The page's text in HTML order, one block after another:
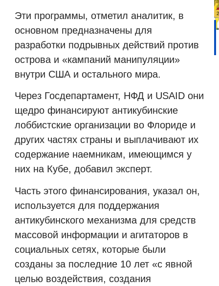
Эти программы, отметил аналитик, в
основном предназначены для
разработки подрывных действий против
острова и «кампаний манипуляции»
внутри США и остального мира.
Через Госдепартамент, НФД и USAID они
щедро финансируют антикубинские
лоббистские организации во Флориде и
других частях страны и выплачивают их
содержание наемникам, имеющимся у
них на Кубе, добавил эксперт.
Часть этого финансирования, указал он,
используется для поддержания
антикубинского механизма для средств
массовой информации и агитаторов в
социальных сетях, которые были
созданы за последние 10 лет «с явной
целью воздействия, создания